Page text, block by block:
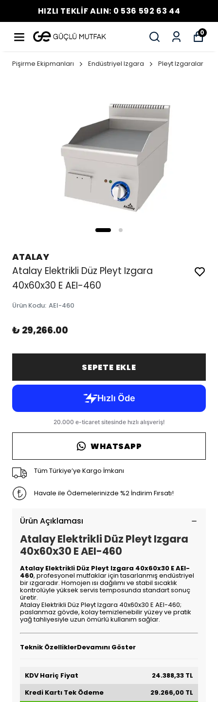
HIZLI TEKLİF ALIN: 0 536 592 63 44
0
Pişirme Ekipmanları Endüstriyel Izgara Pleyt Izgaralar
ATALAY
Atalay Elektrikli Düz Pleyt Izgara
40x60x30 E AEI-460
Ürün Kodu: AEI-460
₺ 29,266.00
SEPETE EKLE
WHATSAPP
Tüm Türkiye’ye Kargo İmkanı
Havale ile Ödemelerinizde %2 İndirim Fırsatı!
Ürün Açıklaması
Atalay Elektrikli Düz Pleyt Izgara
40x60x30 E AEI-460
Atalay Elektrikli Düz Pleyt Izgara 40x60x30 E AEI-
460, profesyonel mutfaklar için tasarlanmış endüstriyel
bir ızgaradır. Homojen ısı dağılımı ve stabil sıcaklık
kontrolüyle yüksek servis temposunda standart sonuç
üretir.
Atalay Elektrikli Düz Pleyt Izgara 40x60x30 E AEI-460;
paslanmaz gövde, kolay temizlenebilir yüzey ve pratik
yağ tahliyesiyle uzun ömürlü kullanım sağlar.
Teknik ÖzelliklerDevamını Göster
KDV Hariç Fiyat
24.388,33 TL
Kredi Kartı Tek Ödeme
29.266,00 TL